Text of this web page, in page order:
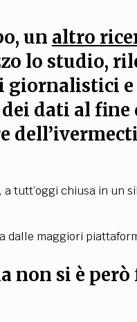
un altro
lo studio,
giornalistici e
dati al fine
tutt’oggi chiusa in un
dalle maggiori
non si è